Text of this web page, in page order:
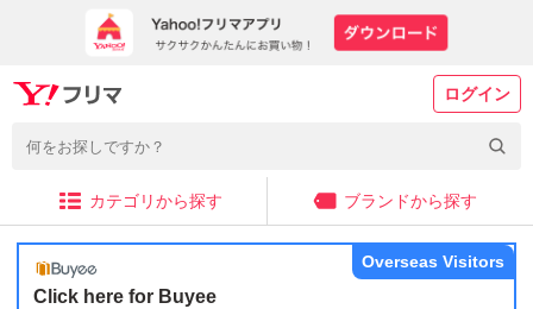
ログイン
カテゴリから探す ブランドから探す
Click here for Buyee
Overseas Visitors